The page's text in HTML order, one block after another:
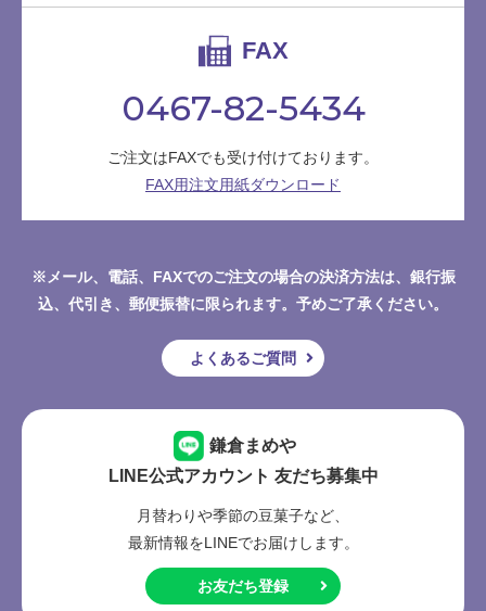
FAX
0467-82-5434
ご注文はFAXでも受け付けております。
FAX用注文用紙ダウンロード
※メール、電話、FAXでのご注文の場合の決済方法は、銀行振
込、代引き、郵便振替に限られます。予めご了承ください。
よくあるご質問
鎌倉まめや
LINE公式アカウント 友だち募集中
月替わりや季節の豆菓子など、
最新情報をLINEでお届けします。
お友だち登録